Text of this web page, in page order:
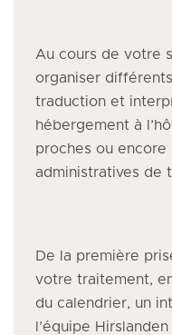
Au cours de votre
organiser
traduction et
hébergement à
proches ou encore
administratives de
De la première
votre traitement,
du calendrier, un
l’équipe